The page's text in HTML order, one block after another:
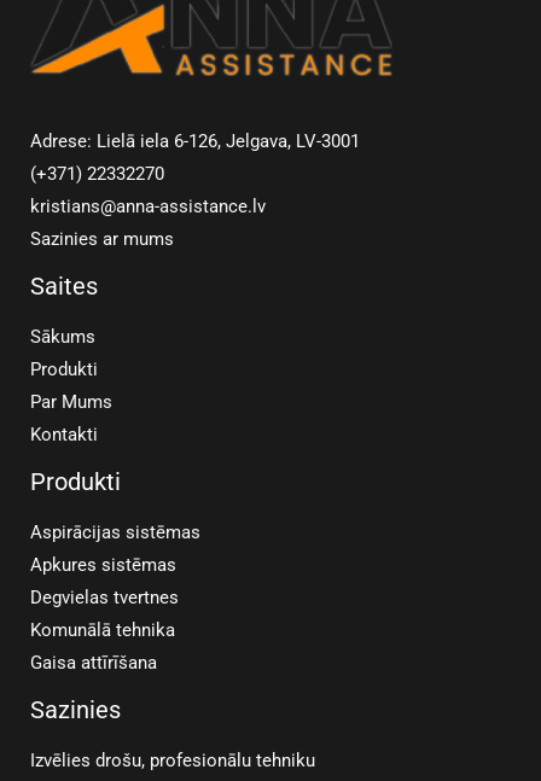
Adrese: Lielā iela 6-126, Jelgava, LV-3001
(+371) 22332270
kristians@anna-assistance.lv
Sazinies ar mums
Saites
Sākums
Produkti
Par Mums
Kontakti
Produkti
Aspirācijas sistēmas
Apkures sistēmas
Degvielas tvertnes
Komunālā tehnika
Gaisa attīrīšana
Sazinies
Izvēlies drošu, profesionālu tehniku